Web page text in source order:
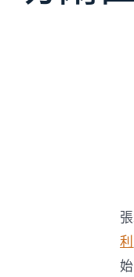
利
始